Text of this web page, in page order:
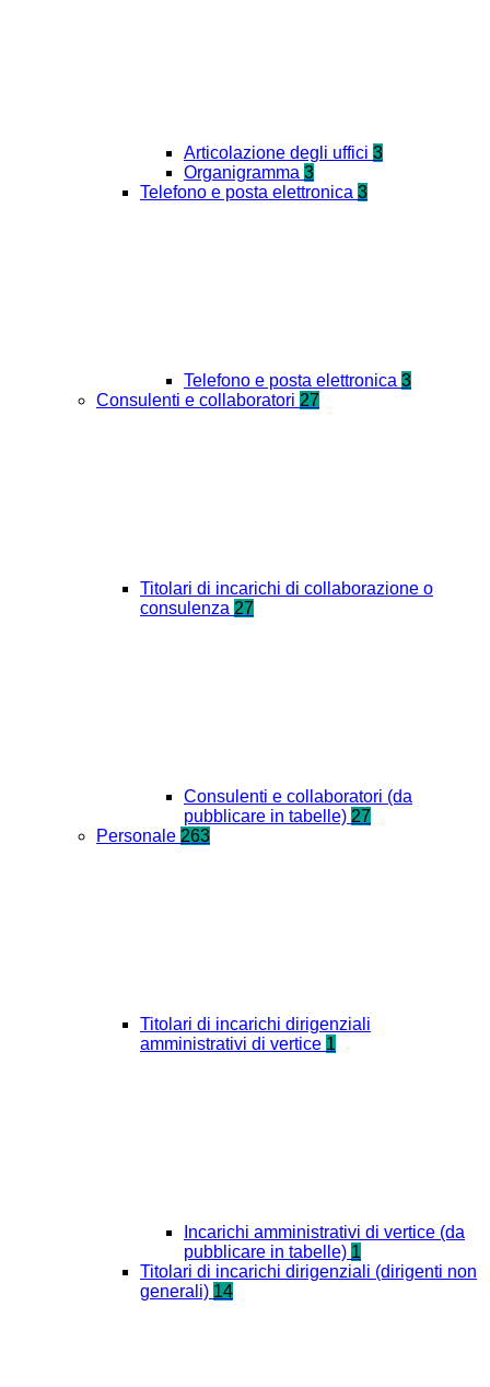
Articolazione degli uffici 3
Organigramma 3
Telefono e posta elettronica 3
Telefono e posta elettronica 3
Consulenti e collaboratori 27
Titolari di incarichi di collaborazione o
consulenza 27
Consulenti e collaboratori (da
pubblicare in tabelle) 27
Personale 263
Titolari di incarichi dirigenziali
amministrativi di vertice 1
Incarichi amministrativi di vertice (da
pubblicare in tabelle) 1
Titolari di incarichi dirigenziali (dirigenti non
generali) 14